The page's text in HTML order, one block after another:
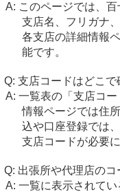
このページでは、
支店名、フリガナ
各支店の詳細情報
能です。
支店コードはどこで
一覧表の「支店コ
情報ページでは住
込や口座登録では
支店コードが必要
出張所や代理店のコ
一覧に表示されて